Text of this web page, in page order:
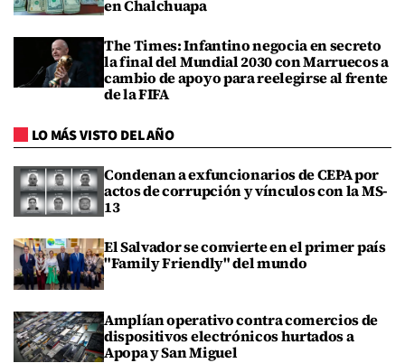
en Chalchuapa
The Times: Infantino negocia en secreto
la final del Mundial 2030 con Marruecos a
cambio de apoyo para reelegirse al frente
de la FIFA
LO MÁS VISTO DEL AÑO
Condenan a exfuncionarios de CEPA por
actos de corrupción y vínculos con la MS-
13
El Salvador se convierte en el primer país
"Family Friendly" del mundo
Amplían operativo contra comercios de
dispositivos electrónicos hurtados a
Apopa y San Miguel